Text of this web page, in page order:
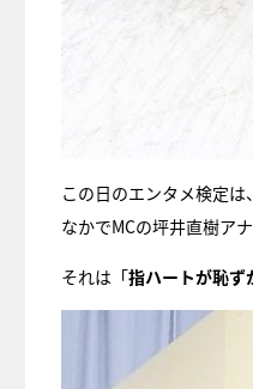
この日のエンタメ検定
なかでMCの坪井直樹ア
それは「指ハートが恥ず